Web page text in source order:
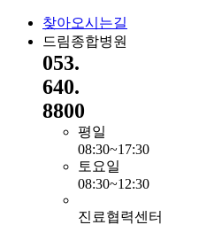
찾아오시는길
드림종합병원
053.
640.
8800
평일
08:30~17:30
토요일
08:30~12:30
진료협력센터